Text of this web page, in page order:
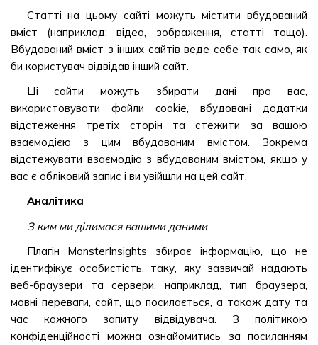
Статті на цьому сайті можуть містити вбудований
вміст (наприклад: відео, зображення, статті тощо).
Вбудований вміст з інших сайтів веде себе так само, як
би користувач відвідав інший сайт.
Ці сайти можуть збирати дані про вас,
використовувати файли cookie, вбудовані додатки
відстеження третіх сторін та стежити за вашою
взаємодією з цим вбудованим вмістом. Зокрема
відстежувати взаємодію з вбудованим вмістом, якщо у
вас є обліковий запис і ви увійшли на цей сайт.
Аналітика
З ким ми ділимося вашими даними
Плагін MonsterInsights збирає інформацію, що не
ідентифікує особистість, таку, яку зазвичай надають
веб-браузери та сервери, наприклад, тип браузера,
мовні переваги, сайт, що посилається, а також дату та
час кожного запиту відвідувача. З політикою
конфіденційності можна ознайомитись за посиланням